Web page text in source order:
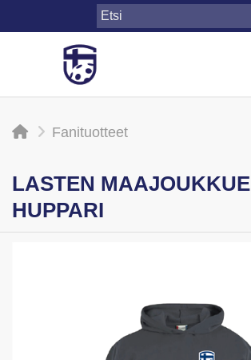
Fanituotteet
LASTEN MAAJOUKKUE
HUPPARI